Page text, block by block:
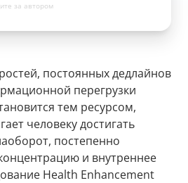
за автором
постоянных дедлайнов
перегрузки
тем ресурсом,
человеку достигать
постепенно
и внутреннее
Health Enhancement